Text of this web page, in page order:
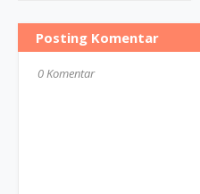
Posting Komentar
0 Komentar